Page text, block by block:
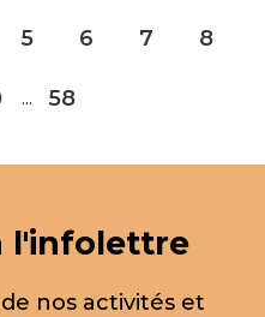
5 6 7 8
... 58
l'infolettre
nos activités et